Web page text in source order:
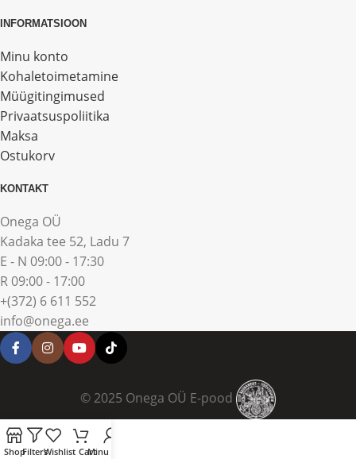
INFORMATSIOON
Minu konto
Kohaletoimetamine
Müügitingimused
Privaatsuspoliitika
Maksa
Ostukorv
KONTAKT
Onega OÜ
Kadaka tee 52, Ladu 7
E - N 09:00 - 17:30
R 09:00 - 17:00
+(372) 6 611 552
info@onega.ee
© 2025 Onega OÜ E-pood
ShopFiltersWishlist CartMinu konto